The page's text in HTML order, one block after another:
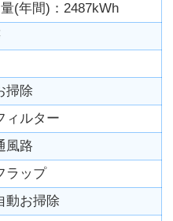
(年間)：2487kWh
掃除
ィルター
風路
ラップ
動お掃除